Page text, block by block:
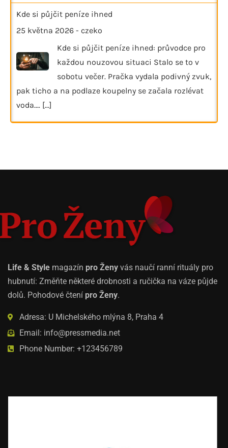
Kde si půjčit peníze ihned
25 května 2026 - czeko
Kde si půjčit peníze ihned: průvodce pro
každou nouzovou situaci Stalo se to v
sobotu večer. Pračka vydala podivný zvuk,
pak ticho a na podlaze koupelny se začala rozlévat
voda.… [...]
Life & Style magazín pro Ženy vás naučí ranní rituály pro
hubnutí: Změňte některé drobnosti a ručička na váze půjde
dolů. Pohodové čtení pro Ženy.
Adresa: U Michelského mlýna 8, Praha 4
Email: info@pressmedia.net
Phone Number: +123456789